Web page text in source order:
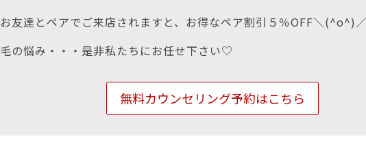
お友達とペアでご来店されますと、お得なペア割引５％OFF＼(^o^)／
毛の悩み・・・是非私たちにお任せ下さい♡
無料カウンセリング予約はこちら